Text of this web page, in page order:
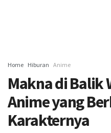
Home Hiburan Anime
Makna di Balik
Anime yang
Karakternya